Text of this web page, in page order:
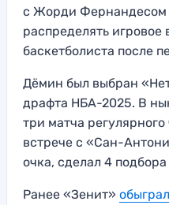
с Жорди Фернандесом
распределять игровое
баскетболиста после
Дёмин был выбран
драфта НБА-2025. В
три матча
встрече с «Сан-
очка, сделал 4
Ранее «Зенит» обыграл